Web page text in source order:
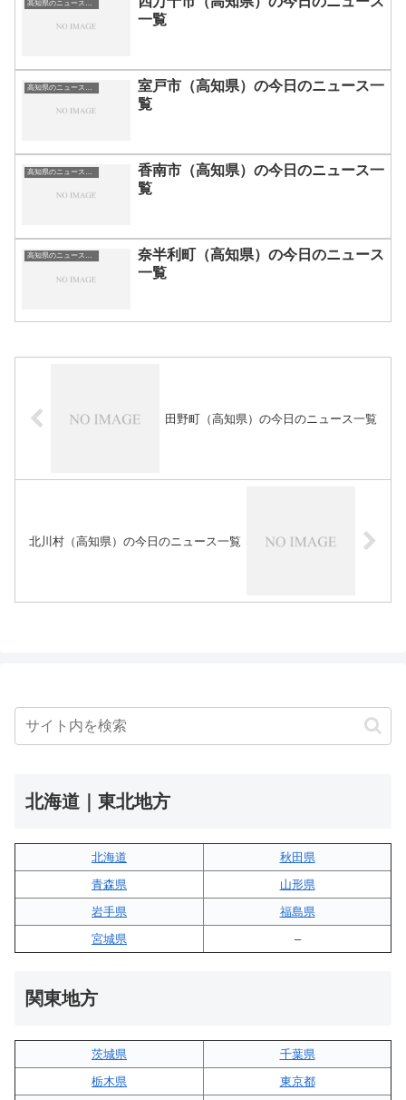
一覧
室戸市（高知県）の今日のニュース一
覧
香南市（高知県）の今日のニュース一
覧
高知県のニュース一覧
奈半利町（高知県）の今日のニュース
一覧
田野町（高知県）の今日のニュース一覧
北川村（高知県）の今日のニュース一覧
北海道｜東北地方
北海道
秋田県
青森県
山形県
岩手県
福島県
宮城県
–
関東地方
茨城県
千葉県
栃木県
東京都